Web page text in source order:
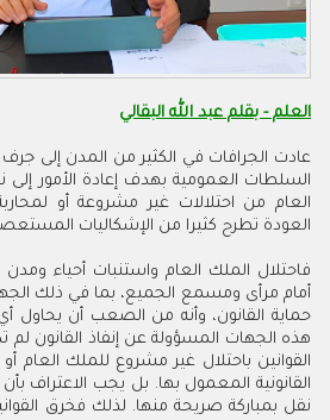
العلم - بقلم عبد الله البقالي
عادت الجرافات في الكثير من المدن إلى
السلطات العمومية بهدف إعادة الأمور إلى
العام من احتلالات غير مشروعة أو
العودة تطرح كثيرا من الإشكاليات
فاحتلال الملك العام واستنبات أحياء
أمام مرأى ومسمع الجميع، بما في ذلك
حماية القانون، وأنه من الصعب أن يحاول أي
هذه الجهات المسؤولة عن إنفاذ القانون لم
القوانين باحتلال غير مشروع للملك العام أو
القانونية المعمول بها. بل يجب الاعتراف
نقل بمباركة صريحة منها. لذلك فخرق